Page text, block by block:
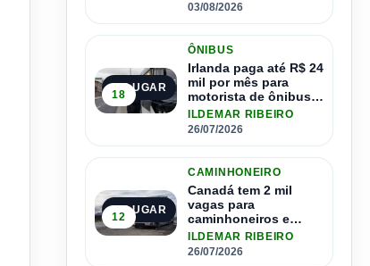
03/08/2026
2º LUGAR
18
ÔNIBUS
Irlanda paga até R$ 24
mil por mês para
motorista de ônibus e
pode contratar até
1.500 motoristas
ILDEMAR RIBEIRO
26/07/2026
3º LUGAR
12
CAMINHONEIRO
Canadá tem 2 mil
vagas para
caminhoneiros e
salário de até R$ 24
mil por mês
ILDEMAR RIBEIRO
26/07/2026